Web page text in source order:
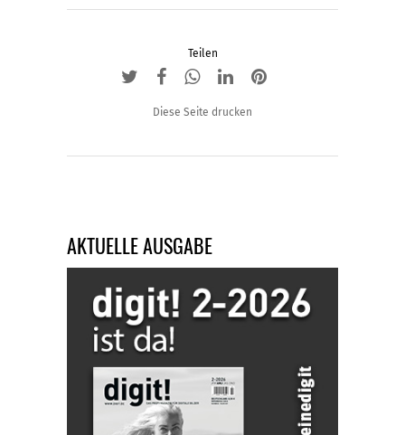
Teilen
Diese Seite drucken
AKTUELLE AUSGABE